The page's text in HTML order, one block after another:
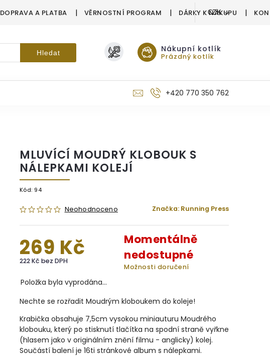
DOPRAVA A PLATBA VĚRNOSTNÍ PROGRAM DÁRKY K NÁKUPU
CZK
Hledat Nákupní kotlík
Prázdný kotlík
+420 770 350 762
MLUVÍCÍ MOUDRÝ KLOBOUK S
NÁLEPKAMI KOLEJÍ
Kód: 94
Neohodnoceno Značka: Running Press
269 Kč
222 Kč bez DPH
Momentálně
nedostupné
Možnosti doručení
Položka byla vyprodána…
Nechte se rozřadit Moudrým kloboukem do koleje!
Krabička obsahuje 7,5cm vysokou miniauturu Moudrého
klobouku, který po stisknutí tlačítka na spodní straně vyřkne
(hlasem jako v originálním znění filmu - anglicky) kolej.
Součástí balení je 16ti stránkové album s nálepkami.